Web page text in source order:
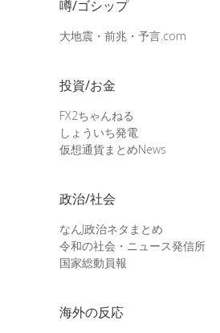
噂/ゴシップ
大地震・前兆・予言.com
投資/お金
FX2ちゃんねる
しょういち発電
仮想通貨まとめNews
政治/社会
なんJ政治ネタまとめ
令和の社会・ニュース発信所
国家総動員報
海外の反応